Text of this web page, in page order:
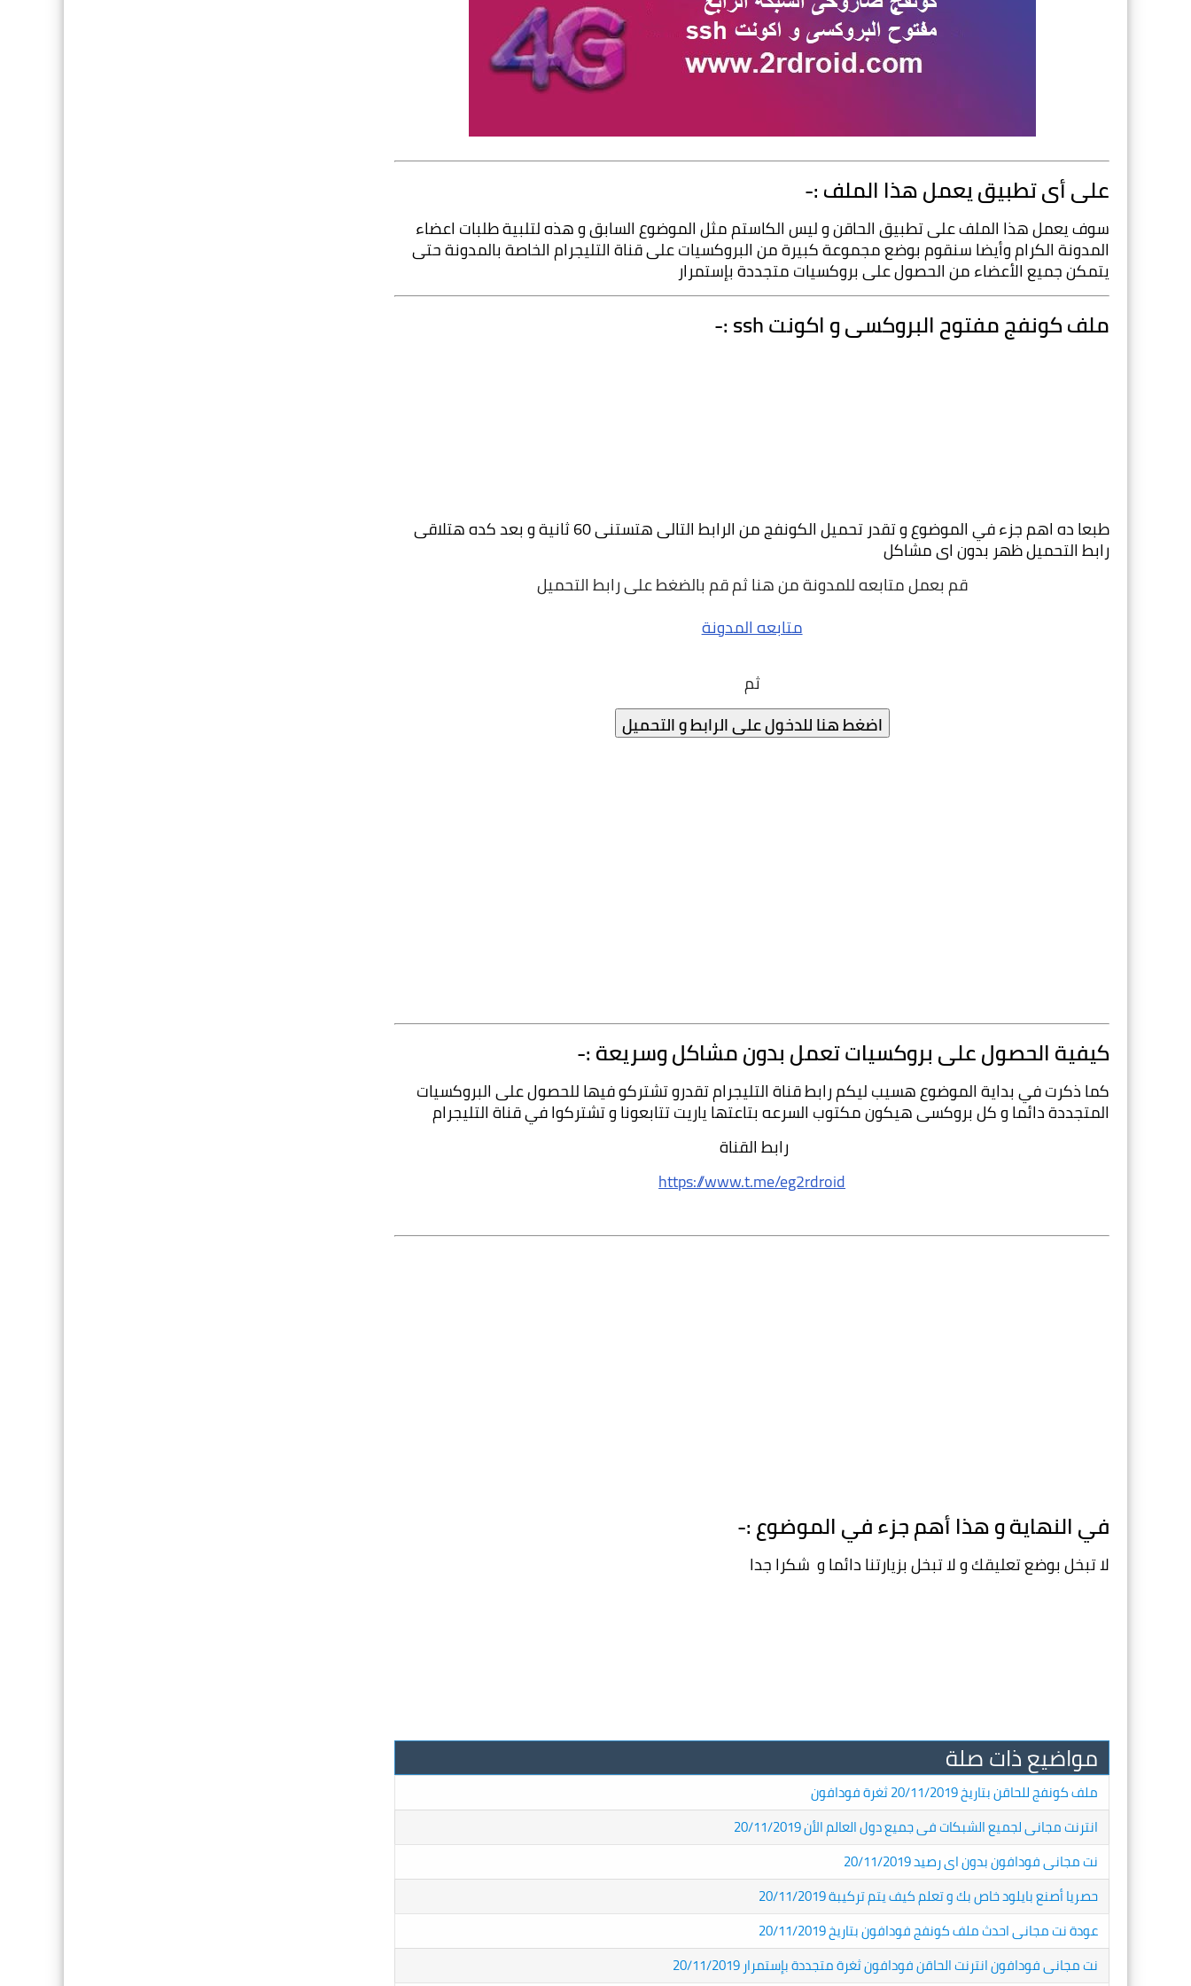
على أى تطبيق يعمل هذا الملف :-
يتمكن جميع الأعضاء من الحصول على بروكسيات متجددة بإستمرار
ملف كونفج مفتوح البروكسى و اكونت ssh :-
رابط التحميل ظهر بدون اى مشاكل
قم بعمل متابعه للمدونة من هنا ثم قم بالضغط على رابط التحميل
متابعه المدونة
ثم
اضغط هنا للدخول على الرابط و التحميل
كيفية الحصول على بروكسيات تعمل بدون مشاكل وسريعة :-
المتجددة دائما و كل بروكسى هيكون مكتوب السرعه بتاعتها ياريت تتابعونا و تشتركوا في قناة التليجرام
رابط القناة
https://www.t.me/eg2rdroid
في النهاية و هذا أهم جزء في الموضوع :-
لا تبخل بوضع تعليقك و لا تبخل بزيارتنا دائما و  شكرا جدا
مواضيع ذات صلة
ملف كونفج للحاقن بتاريخ 20/11/2019 ثغرة فودافون
انترنت مجانى لجميع الشبكات فى جميع دول العالم الأن 20/11/2019
نت مجانى فودافون بدون اى رصيد 20/11/2019
حصريا أصنع بايلود خاص بك و تعلم كيف يتم تركيبة 20/11/2019
عودة نت مجانى احدث ملف كونفج فودافون بتاريخ 20/11/2019
نت مجانى فودافون انترنت الحاقن فودافون ثغرة متجددة بإستمرار 20/11/2019